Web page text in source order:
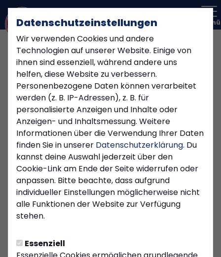
Datenschutzeinstellungen
Wir verwenden Cookies und andere
Technologien auf unserer Website. Einige von
ihnen sind essenziell, während andere uns
helfen, diese Website zu verbessern.
Personenbezogene Daten können verarbeitet
werden (z. B. IP-Adressen), z. B. für
personalisierte Anzeigen und Inhalte oder
Anzeigen- und Inhaltsmessung. Weitere
Informationen über die Verwendung Ihrer Daten
finden Sie in unserer Datenschutzerklärung. Du
kannst deine Auswahl jederzeit über den
Cookie-Link am Ende der Seite widerrufen oder
anpassen. Bitte beachte, dass aufgrund
individueller Einstellungen möglicherweise nicht
alle Funktionen der Website zur Verfügung
stehen.
Essenziell
Menü
FRAUEN
Montag, 16.06.2025 16:19 Uhr
KSC-Frauenmannschaft
sucht weiterhin